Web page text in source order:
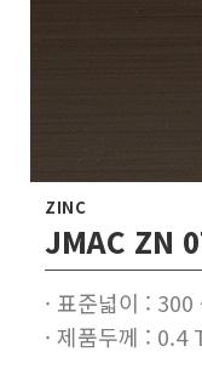
ZINC
JMAC ZN
· 표준넓이 :
· 제품두께 : 0.4